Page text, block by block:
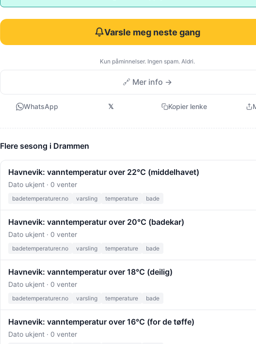
Varsle meg neste gang
Kun påminnelser. Ingen spam. Aldri.
🔗 Mer info →
WhatsApp 𝕏 Kopier lenke
Flere sesong i Drammen
Havnevik: vanntemperatur over 22°C (middelhavet)
Dato ukjent · 0 venter
badetemperaturer.no varsling temperature bade
Havnevik: vanntemperatur over 20°C (badekar)
Dato ukjent · 0 venter
badetemperaturer.no varsling temperature bade
Havnevik: vanntemperatur over 18°C (deilig)
Dato ukjent · 0 venter
badetemperaturer.no varsling temperature bade
Havnevik: vanntemperatur over 16°C (for de tøffe)
Dato ukjent · 0 venter